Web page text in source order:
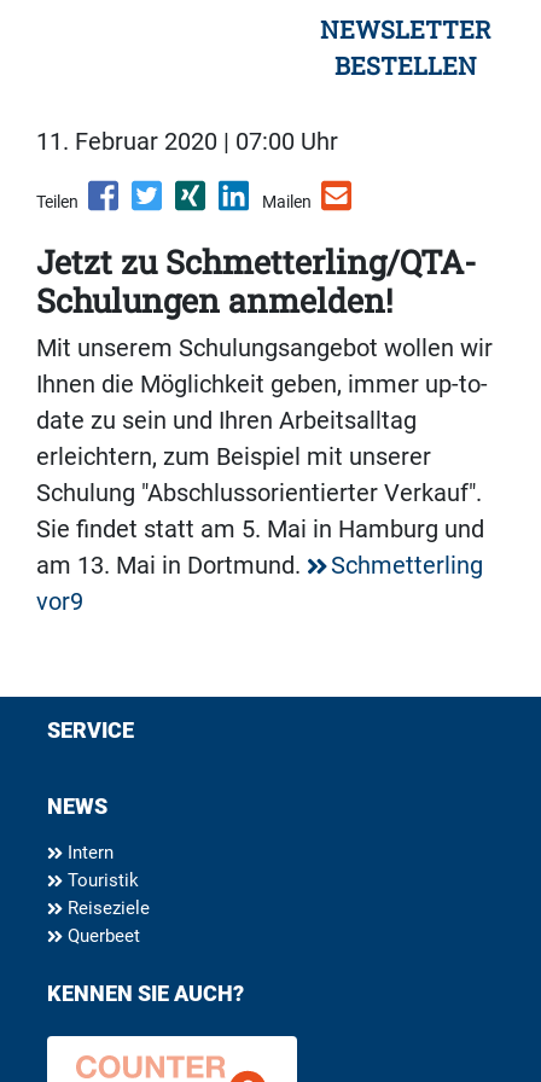
NEWSLETTER
BESTELLEN
11. Februar 2020 | 07:00 Uhr
Teilen Mailen
Jetzt zu Schmetterling/QTA-
Schulungen anmelden!
Mit unserem Schulungsangebot wollen wir
Ihnen die Möglichkeit geben, immer up-to-
date zu sein und Ihren Arbeitsalltag
erleichtern, zum Beispiel mit unserer
Schulung "Abschlussorientierter Verkauf".
Sie findet statt am 5. Mai in Hamburg und
am 13. Mai in Dortmund.
Schmetterling
vor9
SERVICE
NEWS
Intern
Touristik
Reiseziele
Querbeet
KENNEN SIE AUCH?